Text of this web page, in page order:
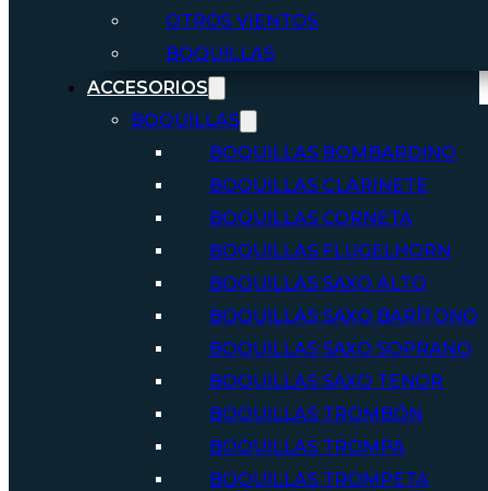
OTROS VIENTOS
BOQUILLAS
ACCESORIOS
BOQUILLAS
BOQUILLAS BOMBARDINO
BOQUILLAS CLARINETE
BOQUILLAS CORNETA
BOQUILLAS FLUGELHORN
BOQUILLAS SAXO ALTO
BOQUILLAS SAXO BARÍTONO
BOQUILLAS SAXO SOPRANO
BOQUILLAS SAXO TENOR
BOQUILLAS TROMBÓN
BOQUILLAS TROMPA
BOQUILLAS TROMPETA